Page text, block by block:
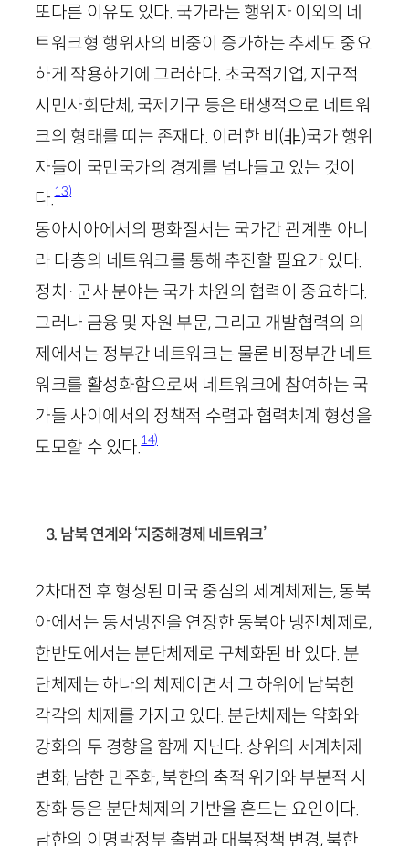
또다른 이유도 있다. 국가라는 행위자 이외의 네
트워크형 행위자의 비중이 증가하는 추세도 중요
하게 작용하기에 그러하다. 초국적기업, 지구적
시민사회단체, 국제기구 등은 태생적으로 네트워
크의 형태를 띠는 존재다. 이러한 비 (非)국가 행위
자들이 국민국가의 경계를 넘나들고 있는 것이
다.13)
동아시아에서의 평화질서는 국가간 관계뿐 아니
라 다층의 네트워크를 통해 추진할 필요가 있다.
정치·군사 분야는 국가 차원의 협력이 중요하다.
그러나 금융 및 자원 부문, 그리고 개발협력의 의
제에서는 정부간 네트워크는 물론 비정부간 네트
워크를 활성화함으로써 네트워크에 참여하는 국
가들 사이에서의 정책적 수렴과 협력체계 형성을
도모할 수 있다.14)
3. 남북 연계와 ‘지중해경제 네트워크’
2차대전 후 형성된 미국 중심의 세계체제는, 동북
아에서는 동서냉전을 연장한 동북아 냉전체제로,
한반도에서는 분단체제로 구체화된 바 있다. 분
단체제는 하나의 체제이면서 그 하위에 남북한
각각의 체제를 가지고 있다. 분단체제는 약화와
강화의 두 경향을 함께 지닌다. 상위의 세계체제
변화, 남한 민주화, 북한의 축적 위기와 부분적 시
장화 등은 분단체제의 기반을 흔드는 요인이다.
남한의 이명박정부 출범과 대북정책 변경, 북한